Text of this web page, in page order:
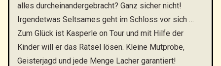
alles durcheinandergebracht? Ganz sicher nicht!
Irgendetwas Seltsames geht im Schloss vor sich …
Zum Glück ist Kasperle on Tour und mit Hilfe der
Kinder will er das Rätsel lösen. Kleine Mutprobe,
Geisterjagd und jede Menge Lacher garantiert!